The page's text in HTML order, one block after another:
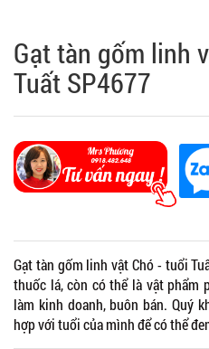
Gạt tàn gốm linh
Tuất SP4677
Gạt tàn gốm linh vật Chó - tuổi
thuốc lá, còn có thể là vật
làm kinh doanh, buôn bán. Quý
hợp với tuổi của mình để có thể